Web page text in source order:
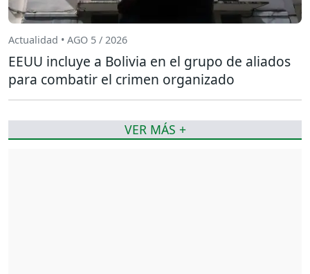
Actualidad • AGO 5 / 2026
EEUU incluye a Bolivia en el grupo de aliados
para combatir el crimen organizado
VER MÁS +